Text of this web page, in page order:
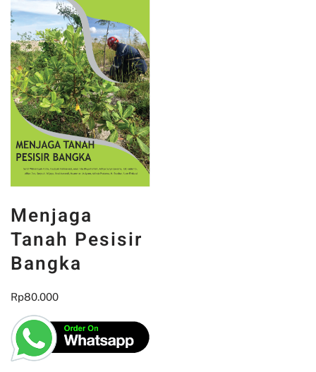
Menjaga
Tanah Pesisir
Bangka
Rp80.000